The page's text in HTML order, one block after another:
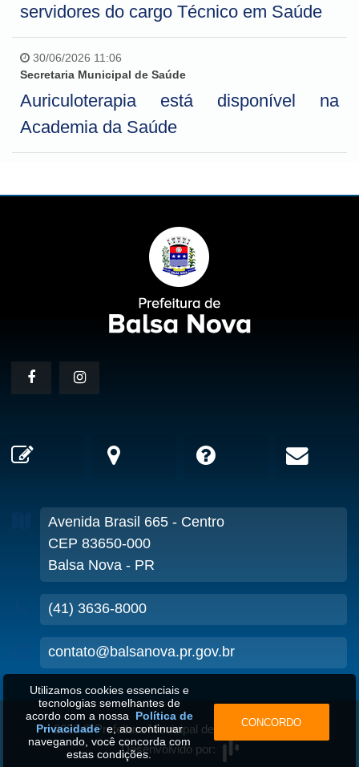
servidores do cargo Técnico em Saúde
30/06/2026 11:06
Secretaria Municipal de Saúde
Auriculoterapia está disponível na
Academia da Saúde
Avenida Brasil 665 - Centro
CEP 83650-000
Balsa Nova - PR
(41) 3636-8000
contato@balsanova.pr.gov.br
2026 ©Prefeitura Municipal de Balsa Nova-PR
Desenvolvido por:
Utilizamos cookies essenciais e
tecnologias semelhantes de
acordo com a nossa Política de
Privacidadee, ao continuar
navegando, você concorda com
estas condições.
CONCORDO